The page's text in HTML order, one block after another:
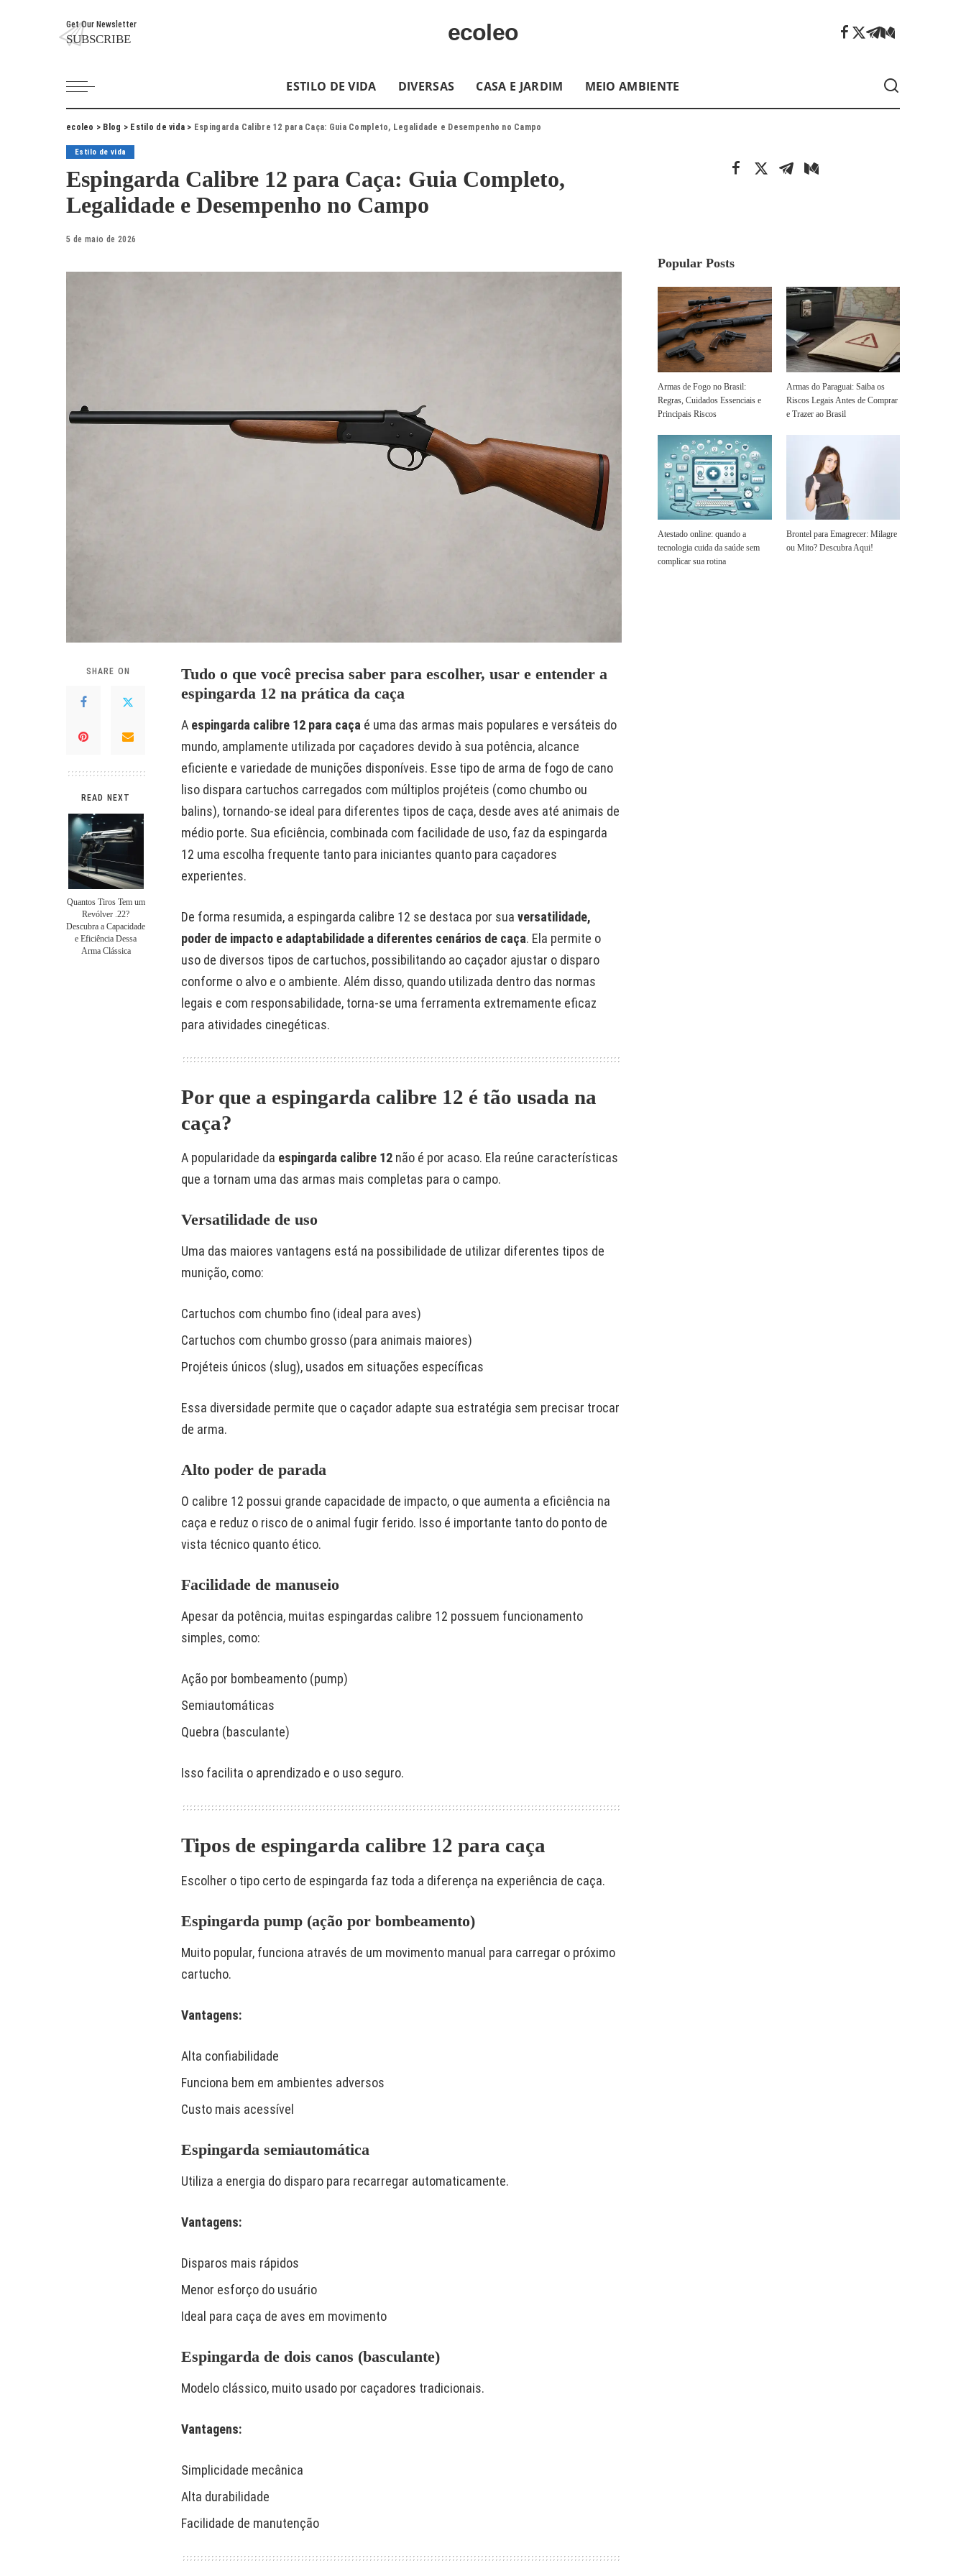
Get Our Newsletter
SUBSCRIBE ecoleo
ESTILO DE VIDA DIVERSAS CASA E JARDIM MEIO AMBIENTE
ecoleo > Blog > Estilo de vida > Espingarda Calibre 12 para Caça: Guia Completo, Legalidade e Desempenho no Campo
Estilo de vida
Espingarda Calibre 12 para Caça: Guia Completo,
Legalidade e Desempenho no Campo
5 de maio de 2026
SHARE ON
READ NEXT
Quantos Tiros Tem um
Revólver .22?
Descubra a Capacidade
e Eficiência Dessa
Arma Clássica
Tudo o que você precisa saber para escolher, usar e entender a
espingarda 12 na prática da caça
A espingarda calibre 12 para caça é uma das armas mais populares e versáteis do
mundo, amplamente utilizada por caçadores devido à sua potência, alcance
eficiente e variedade de munições disponíveis. Esse tipo de arma de fogo de cano
liso dispara cartuchos carregados com múltiplos projéteis (como chumbo ou
balins), tornando-se ideal para diferentes tipos de caça, desde aves até animais de
médio porte. Sua eficiência, combinada com facilidade de uso, faz da espingarda
12 uma escolha frequente tanto para iniciantes quanto para caçadores
experientes.
De forma resumida, a espingarda calibre 12 se destaca por sua versatilidade,
poder de impacto e adaptabilidade a diferentes cenários de caça. Ela permite o
uso de diversos tipos de cartuchos, possibilitando ao caçador ajustar o disparo
conforme o alvo e o ambiente. Além disso, quando utilizada dentro das normas
legais e com responsabilidade, torna-se uma ferramenta extremamente eficaz
para atividades cinegéticas.
Por que a espingarda calibre 12 é tão usada na
caça?
A popularidade da espingarda calibre 12 não é por acaso. Ela reúne características
que a tornam uma das armas mais completas para o campo.
Versatilidade de uso
Uma das maiores vantagens está na possibilidade de utilizar diferentes tipos de
munição, como:
Cartuchos com chumbo fino (ideal para aves)
Cartuchos com chumbo grosso (para animais maiores)
Projéteis únicos (slug), usados em situações específicas
Essa diversidade permite que o caçador adapte sua estratégia sem precisar trocar
de arma.
Alto poder de parada
O calibre 12 possui grande capacidade de impacto, o que aumenta a eficiência na
caça e reduz o risco de o animal fugir ferido. Isso é importante tanto do ponto de
vista técnico quanto ético.
Facilidade de manuseio
Apesar da potência, muitas espingardas calibre 12 possuem funcionamento
simples, como:
Ação por bombeamento (pump)
Semiautomáticas
Quebra (basculante)
Isso facilita o aprendizado e o uso seguro.
Tipos de espingarda calibre 12 para caça
Escolher o tipo certo de espingarda faz toda a diferença na experiência de caça.
Espingarda pump (ação por bombeamento)
Muito popular, funciona através de um movimento manual para carregar o próximo
cartucho.
Vantagens:
Alta confiabilidade
Funciona bem em ambientes adversos
Custo mais acessível
Espingarda semiautomática
Utiliza a energia do disparo para recarregar automaticamente.
Vantagens:
Disparos mais rápidos
Menor esforço do usuário
Ideal para caça de aves em movimento
Espingarda de dois canos (basculante)
Modelo clássico, muito usado por caçadores tradicionais.
Vantagens:
Simplicidade mecânica
Alta durabilidade
Facilidade de manutenção
Popular Posts
Armas de Fogo no Brasil:
Regras, Cuidados Essenciais e
Principais Riscos
Armas do Paraguai: Saiba os
Riscos Legais Antes de Comprar
e Trazer ao Brasil
Atestado online: quando a
tecnologia cuida da saúde sem
complicar sua rotina
Brontel para Emagrecer: Milagre
ou Mito? Descubra Aqui!